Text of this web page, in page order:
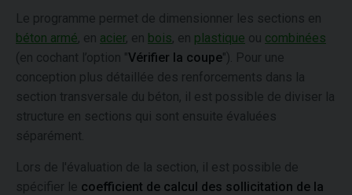
Le programme permet de dimensionner les sections en
béton armé, en acier, en bois, en plastique ou combinées
(en cochant l’option "Vérifier la coupe"). Pour une
conception plus détaillée des renforcements dans la
section transversale du béton, il est possible de diviser la
structure en sections qui sont ensuite évaluées
séparément.
Lors de l'évaluation de la section, il est possible de
spécifier le coefficient de calcul des sollicitation de la